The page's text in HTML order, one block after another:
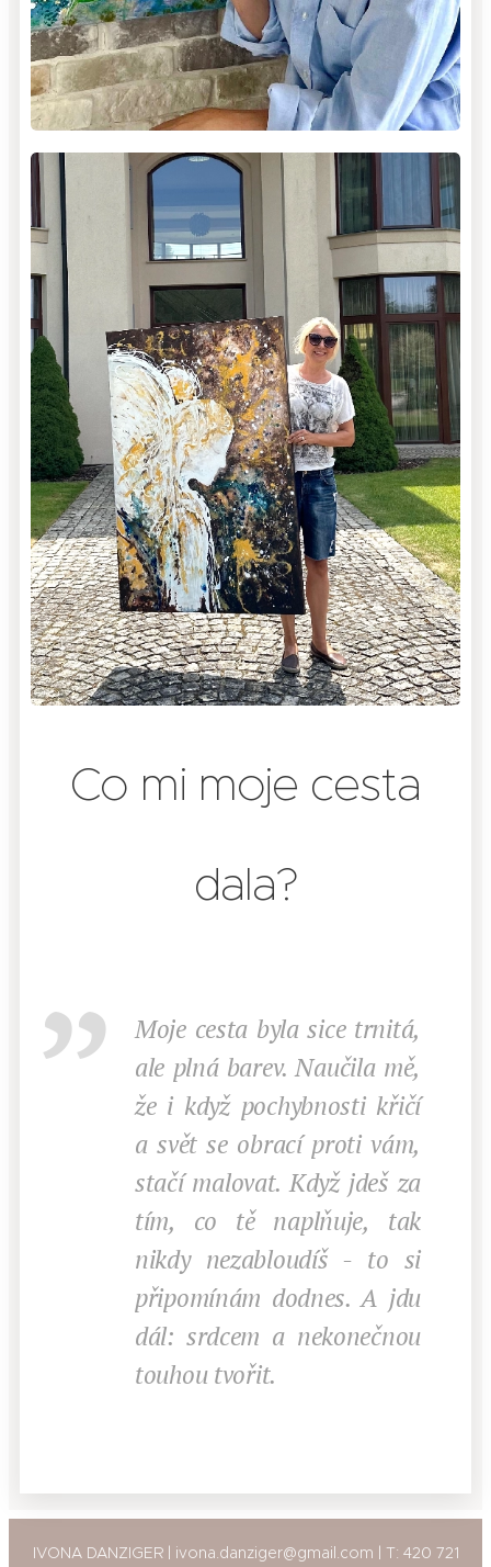
Co mi moje cesta
dala?
Moje cesta byla sice trnitá,
ale plná barev. Naučila mě,
že i když pochybnosti křičí
a svět se obrací proti vám,
stačí malovat. Když jdeš za
tím, co tě naplňuje, tak
nikdy nezabloudíš - to si
připomínám dodnes. A jdu
dál: srdcem a nekonečnou
touhou tvořit.
IVONA DANZIGER | ivona.danziger@gmail.com | T: 420 721